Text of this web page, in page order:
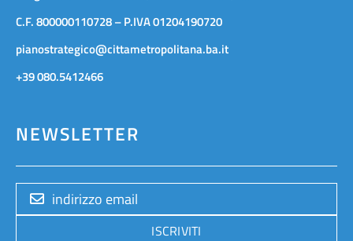
C.F. 800000110728 – P.IVA 01204190720
pianostrategico@cittametropolitana.ba.it
+39 080.5412466
NEWSLETTER
ISCRIVITI